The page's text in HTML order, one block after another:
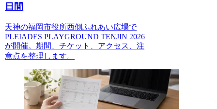
日間
天神の福岡市役所西側ふれあい広場で
PLEIADES PLAYGROUND TENJIN 2026
が開催。期間、チケット、アクセス、注
意点を整理します。